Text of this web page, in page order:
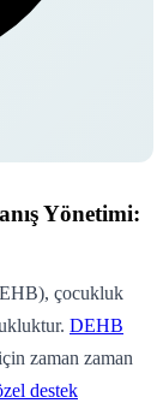
Yönetimi:
çocukluk
DEHB
zaman zaman
destek